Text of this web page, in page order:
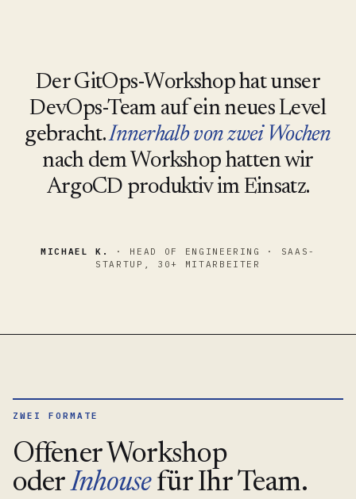
Der GitOps-Workshop hat unser
DevOps-Team auf ein neues Level
gebracht.Innerhalb von zwei Wochen
nach dem Workshop hatten wir
ArgoCD produktiv im Einsatz.
MICHAEL K.
· HEAD OF ENGINEERING · SAAS-
STARTUP, 30+ MITARBEITER
ZWEI FORMATE
Offener Workshop
oderInhousefür Ihr Team.